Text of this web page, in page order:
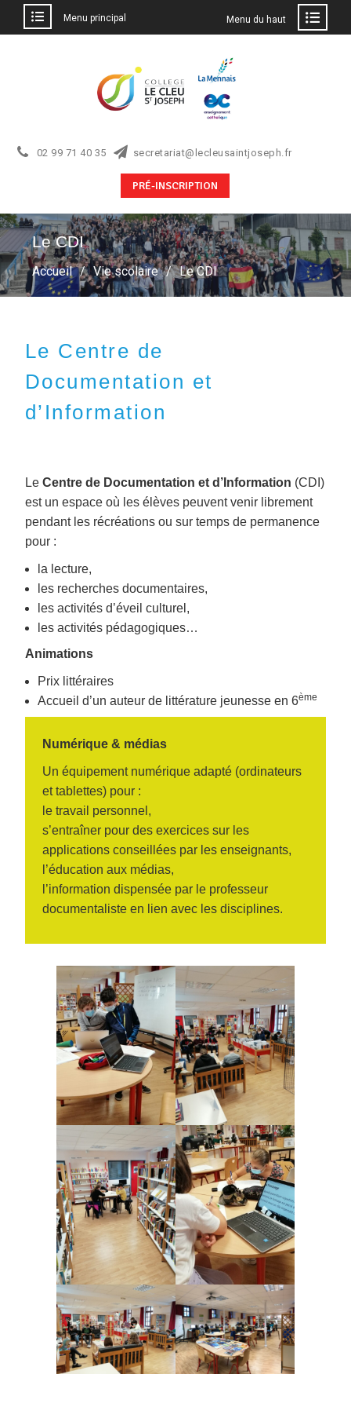
Menu principal Menu du haut
02 99 71 40 35 secretariat@lecleusaintjoseph.fr
PRÉ-INSCRIPTION
Le CDI
Accueil Vie scolaire Le CDI
Le Centre de
Documentation et
d’Information
Le Centre de Documentation et d’Information (CDI)
est un espace où les élèves peuvent venir librement
pendant les récréations ou sur temps de permanence
pour :
la lecture,
les recherches documentaires,
les activités d’éveil culturel,
les activités pédagogiques…
Animations
Prix littéraires
Accueil d’un auteur de littérature jeunesse en 6ème
Numérique & médias
Un équipement numérique adapté (ordinateurs
et tablettes) pour :
le travail personnel,
s’entraîner pour des exercices sur les
applications conseillées par les enseignants,
l’éducation aux médias,
l’information dispensée par le professeur
documentaliste en lien avec les disciplines.